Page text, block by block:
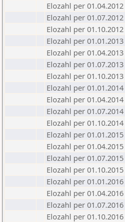
Elozahl per 01.04.2012
Elozahl per 01.07.2012
Elozahl per 01.10.2012
Elozahl per 01.01.2013
Elozahl per 01.04.2013
Elozahl per 01.07.2013
Elozahl per 01.10.2013
Elozahl per 01.01.2014
Elozahl per 01.04.2014
Elozahl per 01.07.2014
Elozahl per 01.10.2014
Elozahl per 01.01.2015
Elozahl per 01.04.2015
Elozahl per 01.07.2015
Elozahl per 01.10.2015
Elozahl per 01.01.2016
Elozahl per 01.04.2016
Elozahl per 01.07.2016
Elozahl per 01.10.2016